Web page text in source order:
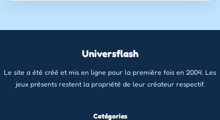
Universflash
Le site a été créé et mis en ligne pour la première fois en 2004. Les
jeux présents restent la propriété de leur créateur respectif.
Catégories